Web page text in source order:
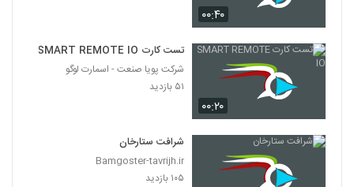
۰۰:۴۰
۰۰:۲۰
تست کارت SMART REMOTE IO
شرکت پویا صنعت - اسمارت لوگو
۵۱ بازدید
شرافت ستارخان
Bamgoster-tavrijh.ir
۱۰۵ بازدید